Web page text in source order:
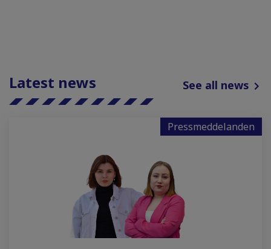
Latest news See all news
Pressmeddelanden